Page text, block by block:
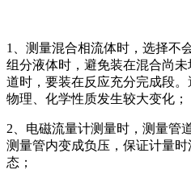
1、测量混合相流体时，选择不
组分液体时，避免装在混合尚
道时，要装在反应充分完成段
物理、化学性质发生较大变化；
2、电磁流量计测量时，测量管
测量管内变成负压，保证计量
态；